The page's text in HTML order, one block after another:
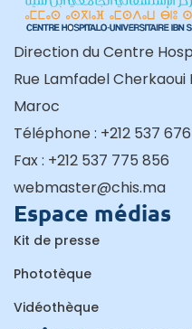
Direction du Centre
Rue Lamfadel
Maroc
Téléphone : +212 537
Fax : +212 537 775 856
webmaster@chis.ma
Espace médias
Kit de presse
Phototèque
Vidéothèque